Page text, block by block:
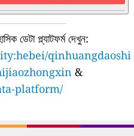
ডেটা প্ল্যাটফর্ম দেখুন:
qinhuangdaoshi
&
platform/